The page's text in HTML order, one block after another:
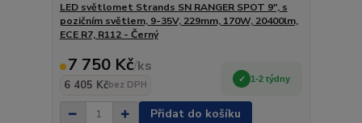
LED světlomet Strands SN RANGER SPOT 9″, s
pozičním světlem, 9-35V, 229mm, 170W, 20400lm,
ECE R7, R112 - Černý
7 750 Kč/ks
6 405 Kčbez DPH
1-2 týdny
Přidat do košíku